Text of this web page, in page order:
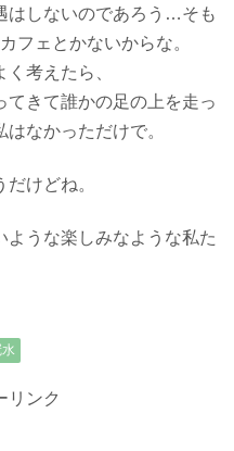
はしないのであろう…そも
フェとかないからな。
考えたら、
てきて誰かの足の上を走っ
なかっただけで。
けどね。
ような楽しみなような私た
リンク